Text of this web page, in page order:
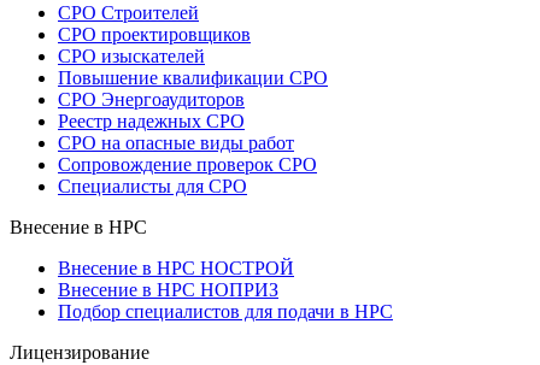
СРО Строителей
СРО проектировщиков
СРО изыскателей
Повышение квалификации СРО
СРО Энергоаудиторов
Реестр надежных СРО
СРО на опасные виды работ
Сопровождение проверок СРО
Специалисты для СРО
Внесение в НРС
Внесение в НРС НОСТРОЙ
Внесение в НРС НОПРИЗ
Подбор специалистов для подачи в НРС
Лицензирование